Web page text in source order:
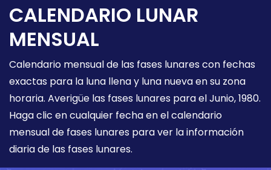
CALENDARIO LUNAR
MENSUAL
Calendario mensual de las fases lunares con fechas
exactas para la luna llena y luna nueva en su zona
horaria. Averigüe las fases lunares para el Junio, 1980.
Haga clic en cualquier fecha en el calendario
mensual de fases lunares para ver la información
diaria de las fases lunares.